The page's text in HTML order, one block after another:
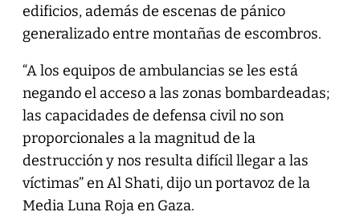
edificios, además de escenas de pánico
generalizado entre montañas de escombros.
“A los equipos de ambulancias se les está
negando el acceso a las zonas bombardeadas;
las capacidades de defensa civil no son
proporcionales a la magnitud de la
destrucción y nos resulta difícil llegar a las
víctimas” en Al Shati, dijo un portavoz de la
Media Luna Roja en Gaza.